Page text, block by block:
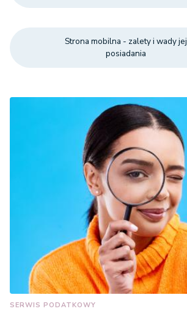
Strona mobilna - zalety i wady jej
posiadania
SERWIS PODATKOWY